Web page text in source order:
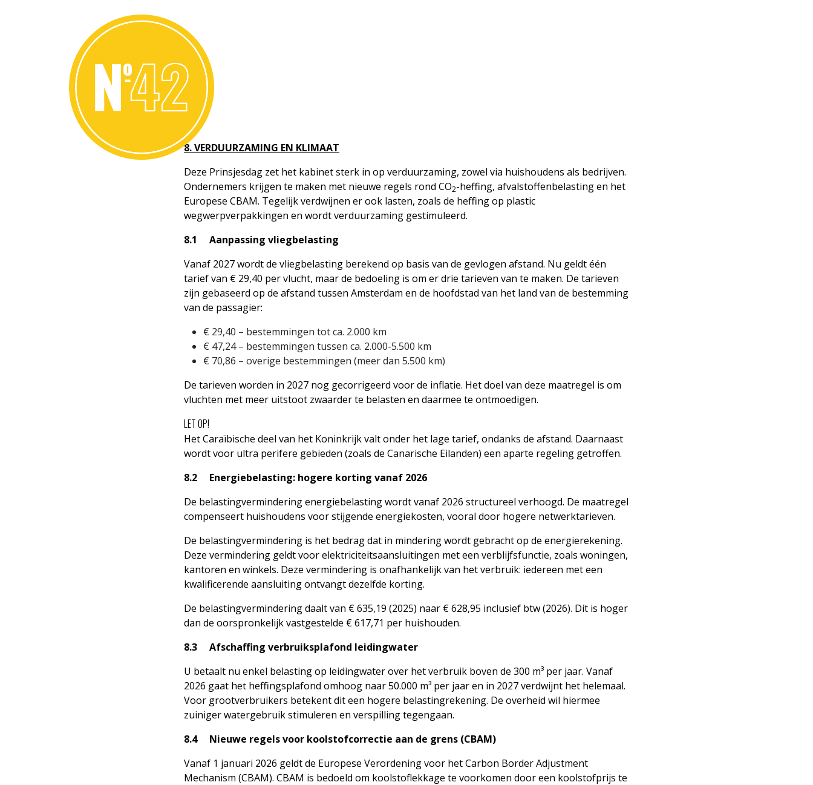
8. VERDUURZAMING EN KLIMAAT
Deze Prinsjesdag zet het kabinet sterk in op verduurzaming, zowel via huishoudens als bedrijven.
Ondernemers krijgen te maken met nieuwe regels rond CO2-heffing, afvalstoffenbelasting en het
Europese CBAM. Tegelijk verdwijnen er ook lasten, zoals de heffing op plastic
wegwerpverpakkingen en wordt verduurzaming gestimuleerd.
8.1 Aanpassing vliegbelasting
Vanaf 2027 wordt de vliegbelasting berekend op basis van de gevlogen afstand. Nu geldt één
tarief van € 29,40 per vlucht, maar de bedoeling is om er drie tarieven van te maken. De tarieven
zijn gebaseerd op de afstand tussen Amsterdam en de hoofdstad van het land van de bestemming
van de passagier:
€ 29,40 – bestemmingen tot ca. 2.000 km
€ 47,24 – bestemmingen tussen ca. 2.000-5.500 km
€ 70,86 – overige bestemmingen (meer dan 5.500 km)
De tarieven worden in 2027 nog gecorrigeerd voor de inflatie. Het doel van deze maatregel is om
vluchten met meer uitstoot zwaarder te belasten en daarmee te ontmoedigen.
LET OP!
Het Caraïbische deel van het Koninkrijk valt onder het lage tarief, ondanks de afstand. Daarnaast
wordt voor ultra perifere gebieden (zoals de Canarische Eilanden) een aparte regeling getroffen.
8.2 Energiebelasting: hogere korting vanaf 2026
De belastingvermindering energiebelasting wordt vanaf 2026 structureel verhoogd. De maatregel
compenseert huishoudens voor stijgende energiekosten, vooral door hogere netwerktarieven.
De belastingvermindering is het bedrag dat in mindering wordt gebracht op de energierekening.
Deze vermindering geldt voor elektriciteitsaansluitingen met een verblijfsfunctie, zoals woningen,
kantoren en winkels. Deze vermindering is onafhankelijk van het verbruik: iedereen met een
kwalificerende aansluiting ontvangt dezelfde korting.
De belastingvermindering daalt van € 635,19 (2025) naar € 628,95 inclusief btw (2026). Dit is hoger
dan de oorspronkelijk vastgestelde € 617,71 per huishouden.
8.3 Afschaffing verbruiksplafond leidingwater
U betaalt nu enkel belasting op leidingwater over het verbruik boven de 300 m³ per jaar. Vanaf
2026 gaat het heffingsplafond omhoog naar 50.000 m³ per jaar en in 2027 verdwijnt het helemaal.
Voor grootverbruikers betekent dit een hogere belastingrekening. De overheid wil hiermee
zuiniger watergebruik stimuleren en verspilling tegengaan.
8.4 Nieuwe regels voor koolstofcorrectie aan de grens (CBAM)
Vanaf 1 januari 2026 geldt de Europese Verordening voor het Carbon Border Adjustment
Mechanism (CBAM). CBAM is bedoeld om koolstoflekkage te voorkomen door een koolstofprijs te